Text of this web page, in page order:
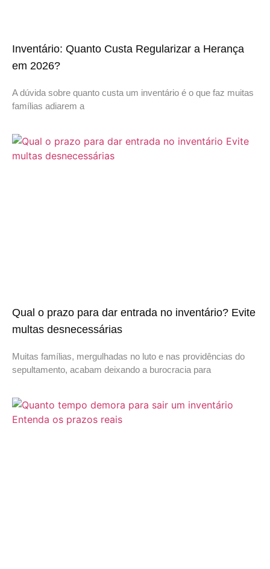
Inventário: Quanto Custa Regularizar a Herança
em 2026?
A dúvida sobre quanto custa um inventário é o que faz muitas
famílias adiarem a
Qual o prazo para dar entrada no inventário? Evite
multas desnecessárias
Muitas famílias, mergulhadas no luto e nas providências do
sepultamento, acabam deixando a burocracia para